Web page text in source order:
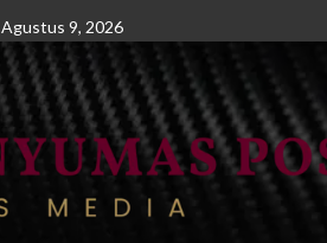
Agustus 9, 2026